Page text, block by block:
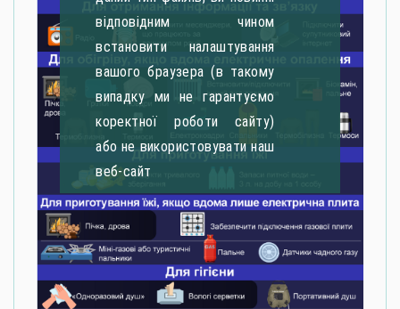
відповідним чином
встановити налаштування
вашого браузера (в такому
випадку ми не гарантуємо
коректної роботи сайту)
або не використовувати наш
веб-сайт